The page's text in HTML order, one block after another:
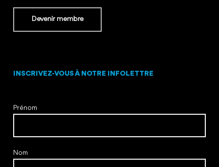
Devenir membre
INSCRIVEZ-VOUS À NOTRE INFOLETTRE
Prénom
Nom